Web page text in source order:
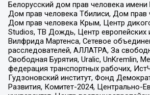
Белорусский дом прав человека имени
Дом прав человека Тбилиси, Дом прав
Дом прав человека Крым, Центр
Studios, ТВ Дождь, Центр европейских
Вилфрида Мартенса, Сетевое
расследователей, АЛЛАТРА, За
Свободная Бурятия, Uralic, UnKremlin,
федерация транспортных рабочих,
Гудзоновский институт, Фонд
Развития, Комитет-2024, Центрально-